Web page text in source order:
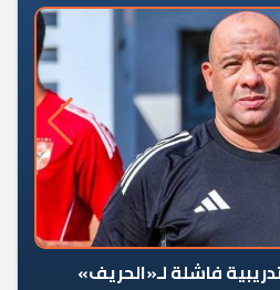
فاشلة لـ«الحريف»